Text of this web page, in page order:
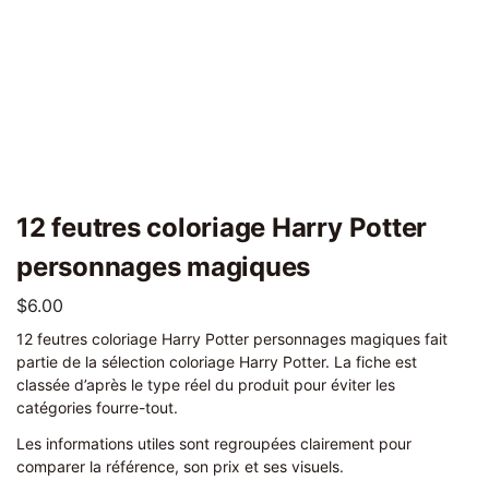
12 feutres coloriage Harry Potter
personnages magiques
$6.00
12 feutres coloriage Harry Potter personnages magiques fait
partie de la sélection coloriage Harry Potter. La fiche est
classée d’après le type réel du produit pour éviter les
catégories fourre-tout.
Les informations utiles sont regroupées clairement pour
comparer la référence, son prix et ses visuels.